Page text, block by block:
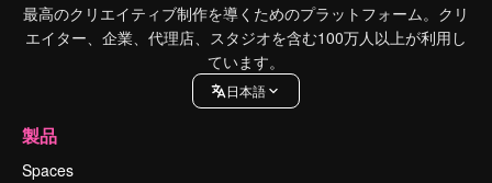
最高のクリエイティブ制作を導くためのプラットフォーム。クリ
エイター、企業、代理店、スタジオを含む100万人以上が利用し
ています。
日本語
製品
Spaces